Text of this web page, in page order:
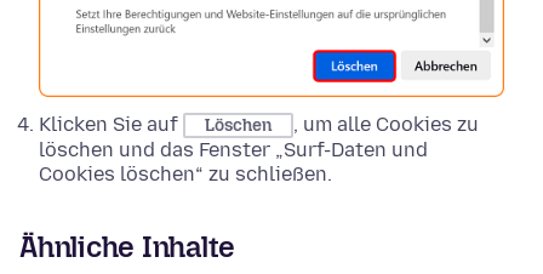
Klicken Sie auf Löschen
, um alle Cookies zu
löschen und das Fenster „Surf-Daten und
Cookies löschen“ zu schließen.
Ähnliche Inhalte